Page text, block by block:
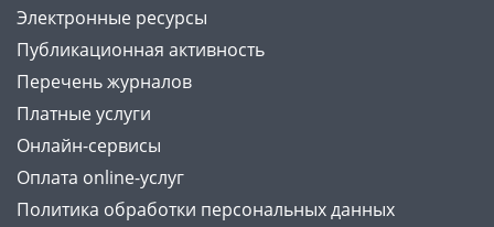
Электронные ресурсы
Публикационная активность
Перечень журналов
Платные услуги
Онлайн-сервисы
Оплата online-услуг
Политика обработки персональных данных